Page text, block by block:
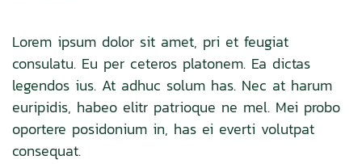
Lorem ipsum dolor sit amet, pri et feugiat
consulatu. Eu per ceteros platonem. Ea dictas
legendos ius. At adhuc solum has. Nec at harum
euripidis, habeo elitr patrioque ne mel. Mei probo
oportere posidonium in, has ei everti volutpat
consequat.